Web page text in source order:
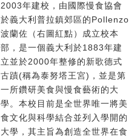
2003年建校，由國際慢食協會
於義大利普拉鎮郊區的Pollenzo
波蘭佐（右圖紅點）成立校本
部，是一個義大利於1883年建
立並於2000年整修的新歌德式
古蹟(稱為泰努塔王宮)，並是第
一所鑽研美食與慢食藝術的大
學。本校目前是全世界唯一將美
食文化與科學結合並列入學開的
大學，其主旨為創造全世界在食